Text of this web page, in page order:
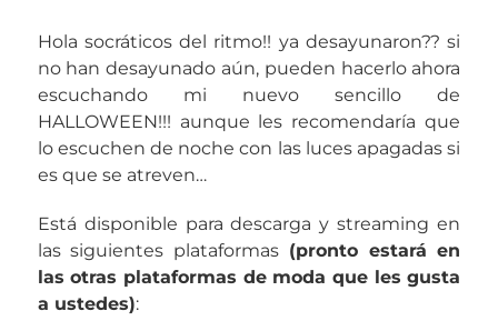
Hola socráticos del ritmo!! ya desayunaron?? si
no han desayunado aún, pueden hacerlo ahora
escuchando mi nuevo sencillo de
HALLOWEEN!!! aunque les recomendaría que
lo escuchen de noche con las luces apagadas si
es que se atreven…
Está disponible para descarga y streaming en
las siguientes plataformas(pronto estará en
las otras plataformas de moda que les gusta
a ustedes):